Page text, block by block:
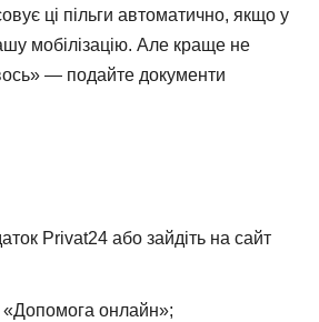
ці пільги автоматично, якщо у
мобілізацію. Але краще не
— подайте документи
Privat24 або зайдіть на сайт
«Допомога онлайн»;